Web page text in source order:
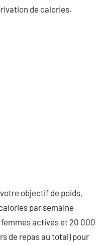
de calories.
objectif de poids,
par semaine
actives et 20 000
de repas au total) pour